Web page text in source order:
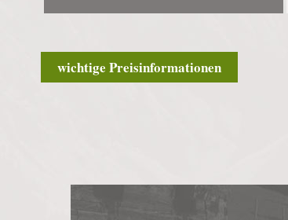
wichtige Preisinformationen